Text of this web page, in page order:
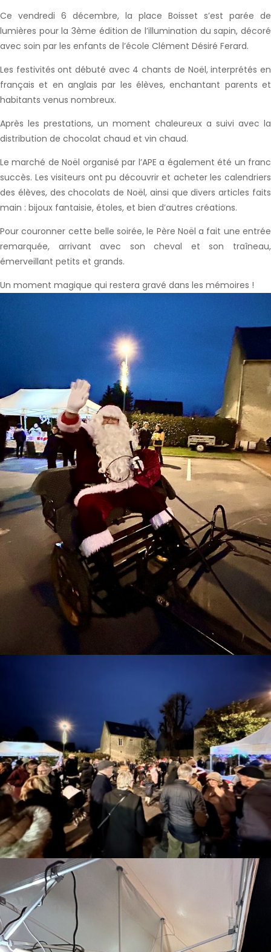
Ce vendredi 6 décembre, la place Boisset s’est parée de
lumières pour la 3ème édition de l’illumination du sapin, décoré
avec soin par les enfants de l’école Clément Désiré Ferard.
Les festivités ont débuté avec 4 chants de Noël, interprétés en
français et en anglais par les élèves, enchantant parents et
habitants venus nombreux.
Après les prestations, un moment chaleureux a suivi avec la
distribution de chocolat chaud et vin chaud.
Le marché de Noël organisé par l’APE a également été un franc
succès. Les visiteurs ont pu découvrir et acheter les calendriers
des élèves, des chocolats de Noël, ainsi que divers articles faits
main : bijoux fantaisie, étoles, et bien d’autres créations.
Pour couronner cette belle soirée, le Père Noël a fait une entrée
remarquée, arrivant avec son cheval et son traîneau,
émerveillant petits et grands.
Un moment magique qui restera gravé dans les mémoires !